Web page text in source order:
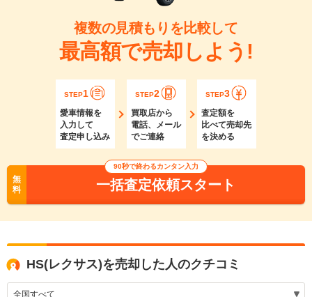
複数の見積もりを比較して
最高額で売却しよう!
STEP1
愛車情報を
入力して
査定申し込み
STEP2
買取店から
電話、メール
でご連絡
STEP3
査定額を
比べて売却先
を決める
無
料
90秒で終わるカンタン入力
一括査定依頼スタート
HS(レクサス)を売却した人のクチコミ